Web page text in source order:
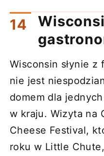
Wisconsin słynie z
nie jest
domem dla
w kraju. Wizyta na
Cheese Festival,
roku w Little